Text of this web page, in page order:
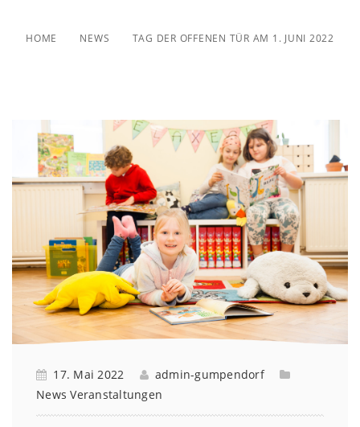
HOME NEWS TAG DER OFFENEN TÜR AM 1. JUNI 2022
17. Mai 2022
admin-gumpendorf
News Veranstaltungen